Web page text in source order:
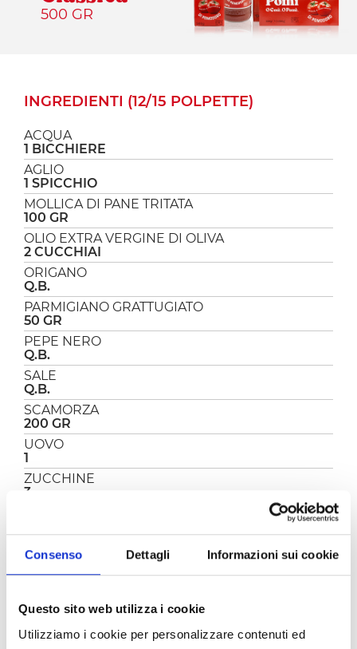
Consenso Dettagli Informazioni sui cookie
Questo sito web utilizza i cookie
Utilizziamo i cookie per personalizzare contenuti ed
500 GR
INGREDIENTI (12/15 POLPETTE)
ACQUA
1 BICCHIERE
AGLIO
1 SPICCHIO
MOLLICA DI PANE TRITATA
100 GR
OLIO EXTRA VERGINE DI OLIVA
2 CUCCHIAI
ORIGANO
Q.B.
PARMIGIANO GRATTUGIATO
50 GR
PEPE NERO
Q.B.
SALE
Q.B.
SCAMORZA
200 GR
UOVO
1
ZUCCHINE
3
PREPARAZIONE
appunto di zucchine, rese ancora più golose da
un sughetto cremoso e da tanto formaggio
filante, fatte così piaceranno a tutti, grandi e